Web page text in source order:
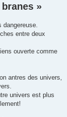
»
dangereuse.
entre deux
ouverte comme
antres des univers,
univers est plus